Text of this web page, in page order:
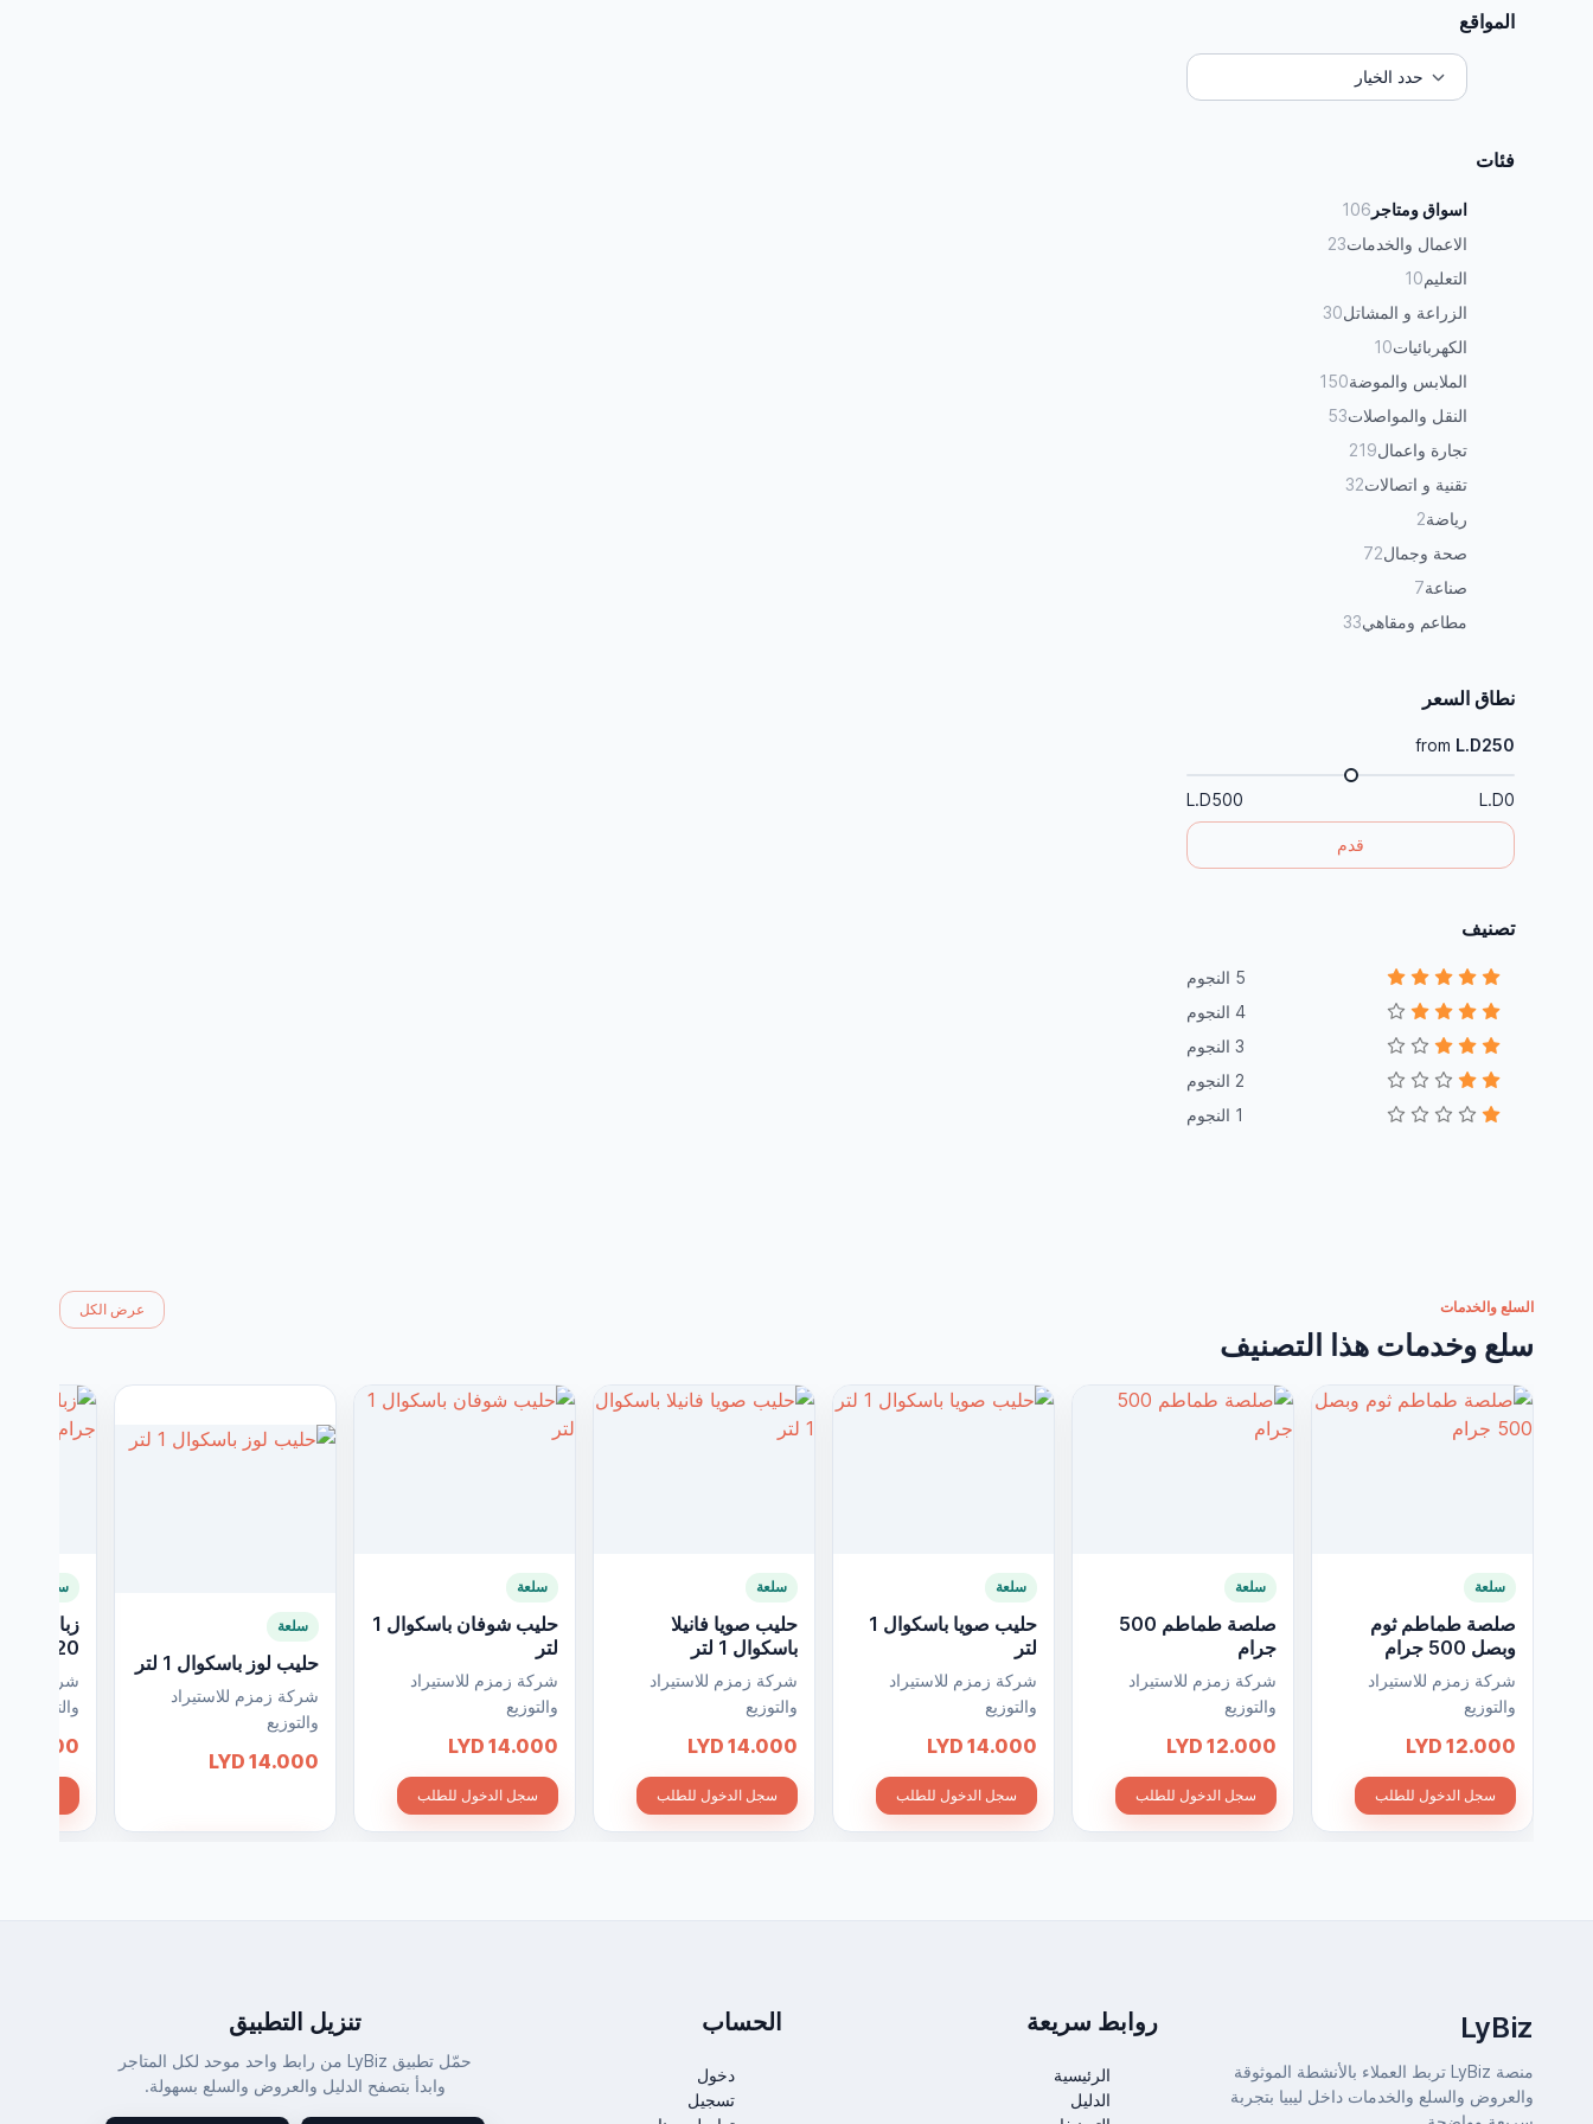
المواقع
فئات
اسواق ومتاجر 106
الاعمال والخدمات23
التعليم10
الزراعة و المشاتل30
الكهربائيات10
الملابس والموضة150
النقل والمواصلات53
تجارة واعمال219
تقنية و اتصالات32
رياضة2
صحة وجمال72
صناعة7
مطاعم ومقاهي33
نطاق السعر
from L.D250
L.D0
L.D500
قدم
تصنيف
5 النجوم
4 النجوم
3 النجوم
2 النجوم
1 النجوم
السلع والخدمات
سلع وخدمات هذا التصنيف
عرض الكل
سلعة
صلصة طماطم ثوم
وبصل 500 جرام
شركة زمزم للاستيراد
والتوزيع
12.000 LYD
سجل الدخول للطلب
سلعة
صلصة طماطم 500
جرام
شركة زمزم للاستيراد
والتوزيع
12.000 LYD
سجل الدخول للطلب
سلعة
حليب صويا باسكوال 1
لتر
شركة زمزم للاستيراد
والتوزيع
14.000 LYD
سجل الدخول للطلب
سلعة
حليب صويا فانيلا
باسكوال 1 لتر
شركة زمزم للاستيراد
والتوزيع
14.000 LYD
سجل الدخول للطلب
سلعة
حليب شوفان باسكوال 1
لتر
شركة زمزم للاستيراد
والتوزيع
14.000 LYD
سجل الدخول للطلب
سلعة
حليب لوز باسكوال 1 لتر
شركة زمزم للاستيراد
والتوزيع
14.000 LYD
سلعة
زبادي
120 جرام
شركة زمزم
والتوزيع
5.000 LYD
LyBiz
منصة LyBiz تربط العملاء بالأنشطة الموثوقة
والعروض والسلع والخدمات داخل ليبيا بتجربة
روابط سريعة
الرئيسية
الدليل
الحساب
دخول
تسجيل
تنزيل التطبيق
حمّل تطبيق LyBiz من رابط واحد موحد لكل المتاجر
وابدأ بتصفح الدليل والعروض والسلع بسهولة.